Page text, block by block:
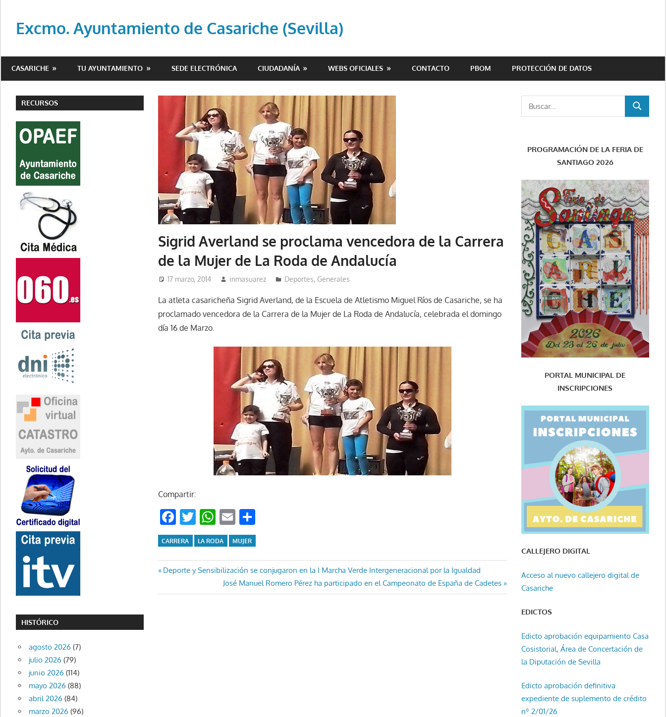
contenido
Excmo. Ayuntamiento de Casariche (Sevilla)
del
de
Casariche
CASARICHE TU AYUNTAMIENTO SEDE ELECTRÓNICA CIUDADANÍA WEBS OFICIALES CONTACTO PBOM PROTECCIÓN DE DATOS
Sigrid Averland se proclama vencedora de la Carrera
de la Mujer de La Roda de Andalucía
17 marzo, 2014 inmasuarez Deportes, Generales
La atleta casaricheña Sigrid Averland, de la Escuela de Atletismo Miguel Ríos de Casariche, se ha
proclamado vencedora de la Carrera de la Mujer de La Roda de Andalucía, celebrada el domingo
día 16 de Marzo.
Compartir:
Facebook
Twitter
WhatsApp
Email
CARRERA LA RODA MUJER
Navegación
de
Entrada
Deporte y Sensibilización se conjugaron en la I Marcha Verde Intergeneracional por la Igualdad
Entrada
siguiente:
José Manuel Romero Pérez ha participado en el Campeonato de España de Cadetes
RECURSOS
HISTÓRICO
agosto 2026 (7)
julio 2026 (79)
junio 2026 (114)
mayo 2026 (88)
abril 2026 (84)
marzo 2026 (96)
BUSCAR
PROGRAMACIÓN DE LA FERIA DE
SANTIAGO 2026
PORTAL MUNICIPAL DE
INSCRIPCIONES
CALLEJERO DIGITAL
Acceso al nuevo callejero digital de
Casariche
EDICTOS
Edicto aprobación equipamiento Casa
Cosistorial, Área de Concertación de
la Diputación de Sevilla
Edicto aprobación definitiva
expediente de suplemento de crédito
nº 2/01/26